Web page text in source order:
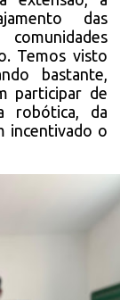
das
Temos visto
bastante,
participar de
robótica, da
incentivado o